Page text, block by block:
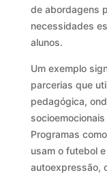
de abordagens
necessidades
alunos.
Um exemplo
parcerias que
pedagógica,
Programas
usam o futebol
autoexpressão,